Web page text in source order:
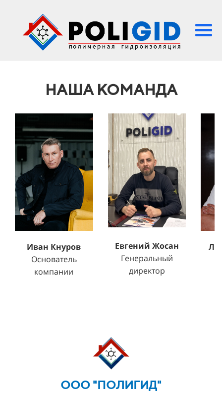
НАША КОМАНДА
Иван Кнуров
Основатель
компании
Евгений Жосан
Генеральный
директор
ООО "ПОЛИГИД"